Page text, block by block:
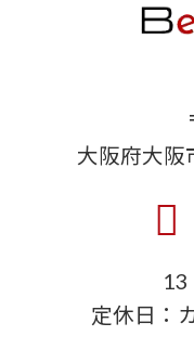
大阪府大阪
13
定休日：